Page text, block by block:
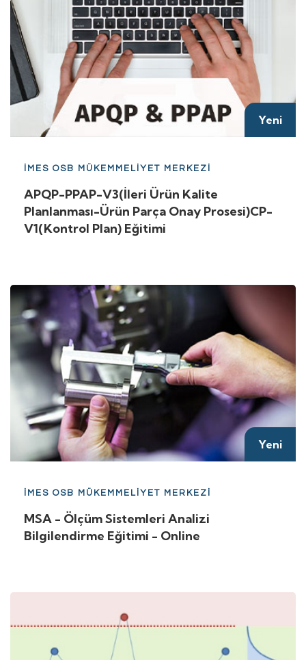
Yeni
İMES OSB MÜKEMMELİYET MERKEZİ
APQP-PPAP-V3(İleri Ürün Kalite
Planlanması-Ürün Parça Onay Prosesi)CP-
V1(Kontrol Plan) Eğitimi
Yeni
İMES OSB MÜKEMMELİYET MERKEZİ
MSA - Ölçüm Sistemleri Analizi
Bilgilendirme Eğitimi - Online